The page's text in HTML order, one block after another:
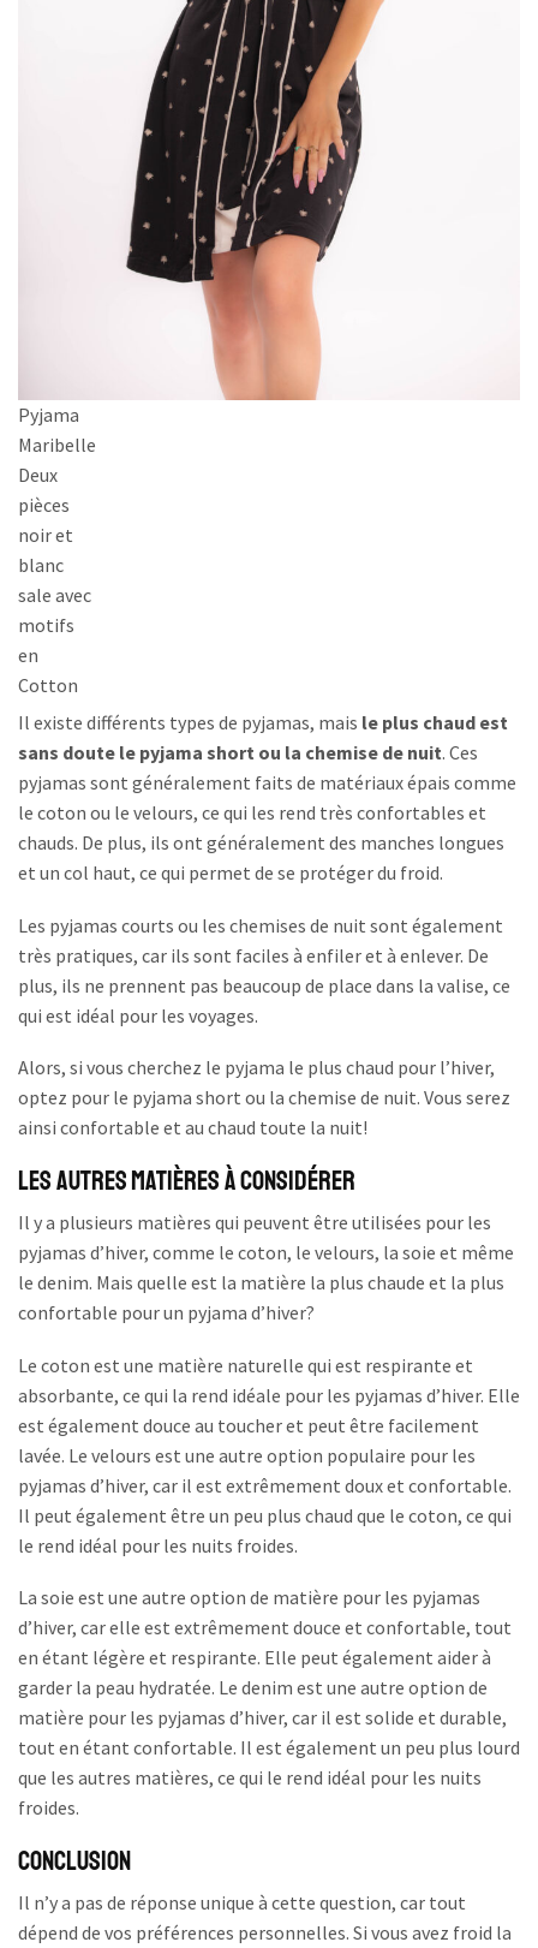
Pyjama
Maribelle
Deux
pièces
noir et
blanc
sale avec
motifs
en
Cotton
Il existe différents types de pyjamas, mais le plus chaud est
sans doute le pyjama short ou la chemise de nuit. Ces
pyjamas sont généralement faits de matériaux épais comme
le coton ou le velours, ce qui les rend très confortables et
chauds. De plus, ils ont généralement des manches longues
et un col haut, ce qui permet de se protéger du froid.
Les pyjamas courts ou les chemises de nuit sont également
très pratiques, car ils sont faciles à enfiler et à enlever. De
plus, ils ne prennent pas beaucoup de place dans la valise, ce
qui est idéal pour les voyages.
Alors, si vous cherchez le pyjama le plus chaud pour l’hiver,
optez pour le pyjama short ou la chemise de nuit. Vous serez
ainsi confortable et au chaud toute la nuit!
Les autres matières à considérer
Il y a plusieurs matières qui peuvent être utilisées pour les
pyjamas d’hiver, comme le coton, le velours, la soie et même
le denim. Mais quelle est la matière la plus chaude et la plus
confortable pour un pyjama d’hiver?
Le coton est une matière naturelle qui est respirante et
absorbante, ce qui la rend idéale pour les pyjamas d’hiver. Elle
est également douce au toucher et peut être facilement
lavée. Le velours est une autre option populaire pour les
pyjamas d’hiver, car il est extrêmement doux et confortable.
Il peut également être un peu plus chaud que le coton, ce qui
le rend idéal pour les nuits froides.
La soie est une autre option de matière pour les pyjamas
d’hiver, car elle est extrêmement douce et confortable, tout
en étant légère et respirante. Elle peut également aider à
garder la peau hydratée. Le denim est une autre option de
matière pour les pyjamas d’hiver, car il est solide et durable,
tout en étant confortable. Il est également un peu plus lourd
que les autres matières, ce qui le rend idéal pour les nuits
froides.
Conclusion
Il n’y a pas de réponse unique à cette question, car tout
dépend de vos préférences personnelles. Si vous avez froid la